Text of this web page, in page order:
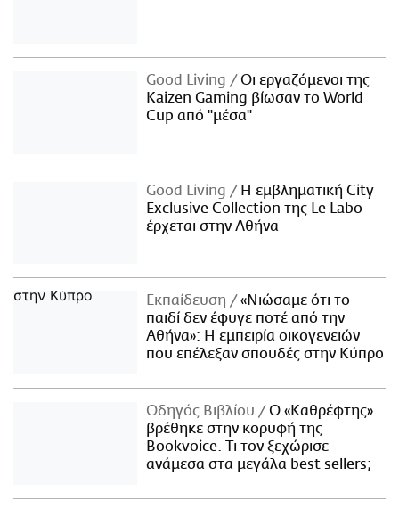
Good Living
Οι εργαζόμενοι της
Kaizen Gaming βίωσαν το World
Cup από "μέσα"
Good Living
Η εμβληματική City
Exclusive Collection της Le Labo
έρχεται στην Αθήνα
Εκπαίδευση
«Νιώσαμε ότι το
παιδί δεν έφυγε ποτέ από την
Αθήνα»: Η εμπειρία οικογενειών
που επέλεξαν σπουδές στην Κύπρο
Οδηγός Βιβλίου
Ο «Καθρέφτης»
βρέθηκε στην κορυφή της
Bookvoice. Τι τον ξεχώρισε
ανάμεσα στα μεγάλα best sellers;